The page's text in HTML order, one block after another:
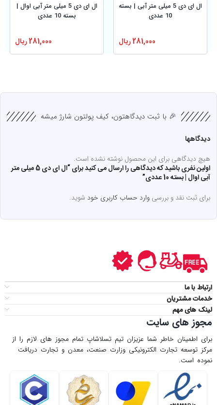
ال ای دی 5 میلی متر آبی | بسته
10 عددی
281,000ریال
ال ای دی 5 میلی متر آبی اوال |
بسته 10 عددی
281,000ریال
🎉 با ثبت دیدگاهتون، کیف پولتون شارژ میشه
دیدگاهها
هیچ دیدگاهی برای این محصول نوشته نشده است.
اولین نفری باشید که دیدگاهی را ارسال می کنید برای “ال ای دی 5 میلی متر
آبی اوال | بسته 10 عددی”
برای ثبت نقد و بررسیوارد حساب کاربری خود شوید.
ارتباط با ما
خدمات مشتریان
لینک های مهم
مجوز های سایت
برای اطمینان خاطر شما عزیزان تیم تسلاشاپ تمام مجوز های لازم را از
مركز توسعه تجارت الكترونیكی وزارت صنعت، معدن و تجارت دریافت
نموده است.